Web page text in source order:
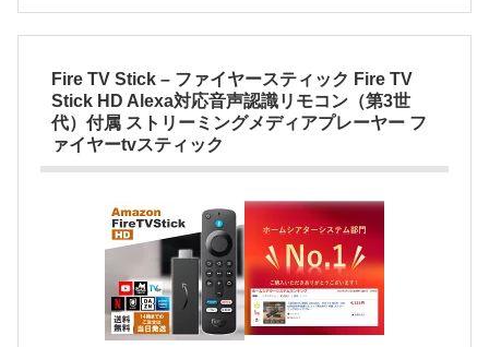
Fire TV Stick – ファイヤースティック Fire TV
Stick HD Alexa対応音声認識リモコン（第3世
代）付属 ストリーミングメディアプレーヤー フ
ァイヤーtvスティック